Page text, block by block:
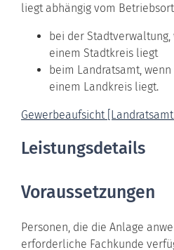
liegt abhängig vom
bei der
einem Stadtkreis liegt
beim Landratsamt,
einem Landkreis liegt.
Gewerbeaufsicht [Landratsamt
Leistungsdetails
Voraussetzungen
Personen, die die Anlage
erforderliche Fachkunde